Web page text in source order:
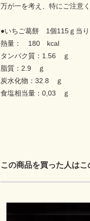
万が一を考え、特にご注意く
●いちご葛餅 1個115ｇ当り
熱量： 180 kcal
タンパク質：1.56 ｇ
脂質：2.9 ｇ
炭水化物：32.8 ｇ
食塩相当量：0,03 ｇ
この商品を買った人は